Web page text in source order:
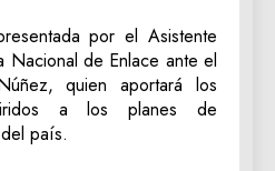
por el Asistente
Nacional de Enlace ante el
quien aportará los
a los planes de
país.